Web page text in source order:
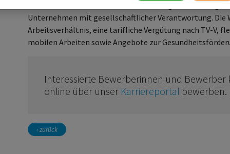
Beide Positionen bieten ein abwechslungsreiches
Unternehmen mit gesellschaftlicher Verantwortung. Die
Arbeitsverhältnis, eine tarifliche Vergütung nach TV-V,
mobilen Arbeiten sowie Angebote zur
Interessierte Bewerberinnen und
online über unser Karriereportal bewerben.
‹ zurück